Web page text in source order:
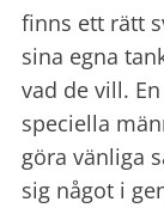
finns ett rätt
sina egna
vad de vill.
speciella
göra vänliga
sig något i